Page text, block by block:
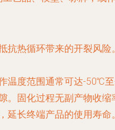
抗热循环带来的开裂风
温度范围通常可达-50℃
固化过程无副产物收
长终端产品的使用寿命。